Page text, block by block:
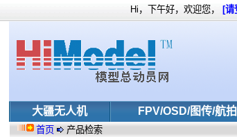
大疆无人机 FPV/OSD/图传/航拍
Hi，下午好，欢迎您， [请
首页 产品检索